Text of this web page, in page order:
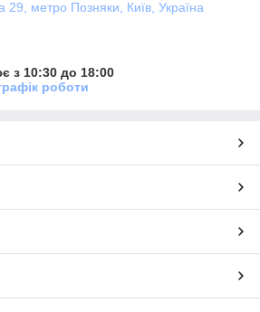
29, метро Позняки, Київ, Україна
з 10:30 до 18:00
роботи